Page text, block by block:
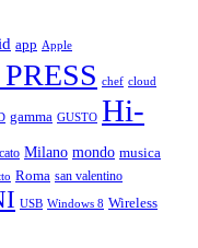
app Apple
chef cloud
gamma GUSTO Hi-
Milano mondo musica
Roma san valentino
USB Windows 8 Wireless